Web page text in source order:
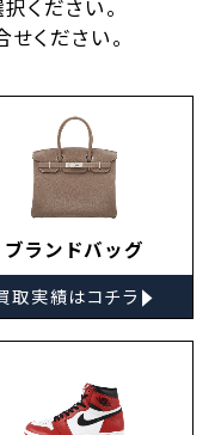
ください。
せください。
ブランドバッグ
取実績はコチラ ▸